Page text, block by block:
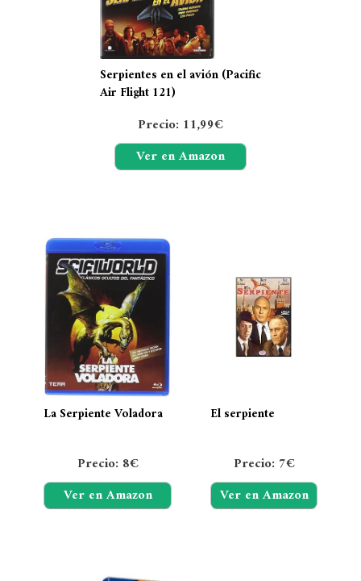
Serpientes en el avión (Pacific
Air Flight 121)
Precio: 11,99€
Ver en Amazon
La Serpiente Voladora
Precio: 8€
Ver en Amazon
El serpiente
Precio: 7€
Ver en Amazon